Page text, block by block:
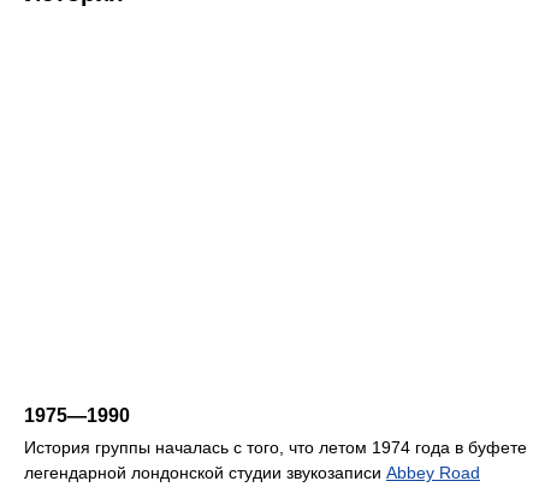
1975—1990
История группы началась с того, что летом 1974 года в буфете
легендарной лондонской студии звукозаписи Abbey Road